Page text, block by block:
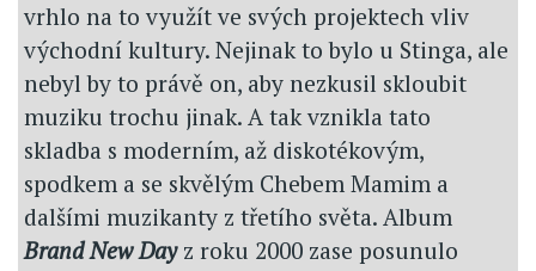
vrhlo na to využít ve svých projektech vliv
východní kultury. Nejinak to bylo u Stinga, ale
nebyl by to právě on, aby nezkusil skloubit
muziku trochu jinak. A tak vznikla tato
skladba s moderním, až diskotékovým,
spodkem a se skvělým Chebem Mamim a
dalšími muzikanty z třetího světa. Album
Brand New Dayz roku 2000 zase posunulo